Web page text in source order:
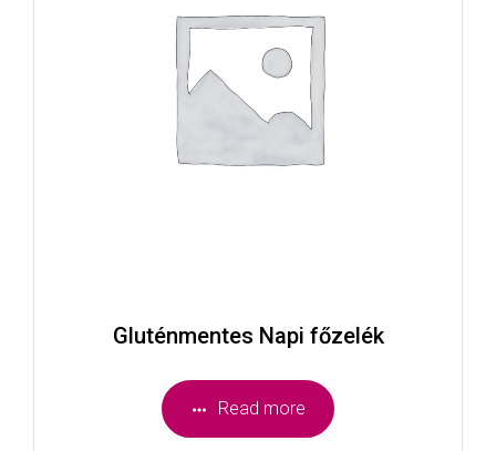
Gluténmentes Napi főzelék
Read more